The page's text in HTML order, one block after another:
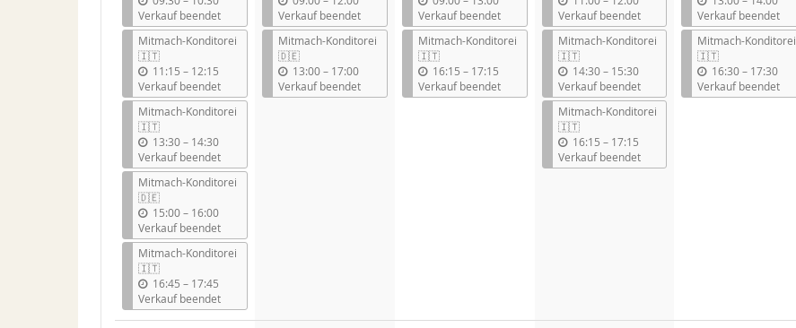
i
s
Verkauf beendet
Mitmach-Konditorei
🇮🇹
11:15 –b
i
s
12:15
Verkauf beendet
Mitmach-Konditorei
🇮🇹
13:30–b
i
s
14:30
Verkauf beendet
Mitmach-Konditorei
🇩🇪
15:00–b
i
s
16:00
Verkauf beendet
Mitmach-Konditorei
🇮🇹
16:45 –b
i
s
17:45
Verkauf beendet
i
s
Verkauf beendet
Mitmach-Konditorei
🇩🇪
13:00–b
i
s
17:00
Verkauf beendet
i
s
Verkauf beendet
Mitmach-Konditorei
🇮🇹
16:15 –b
i
s
17:15
Verkauf beendet
i
s
Verkauf beendet
Mitmach-Konditorei
🇮🇹
14:30–b
i
s
15:30
Verkauf beendet
Mitmach-Konditorei
🇮🇹
16:15 –b
i
s
17:15
Verkauf beendet
i
s
Verkauf beendet
Mitmach-Konditorei
🇮🇹
16:30–b
i
s
17:30
Verkauf beendet